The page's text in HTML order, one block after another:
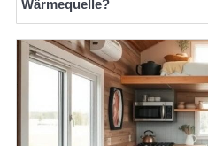
Wärmequelle?